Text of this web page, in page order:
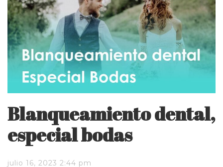
Blanqueamiento dental,
especial bodas
julio 16, 2023 2:44 pm